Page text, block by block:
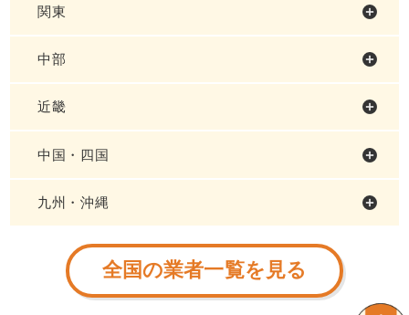
関東
中部
近畿
中国・四国
九州・沖縄
全国の業者一覧を見る